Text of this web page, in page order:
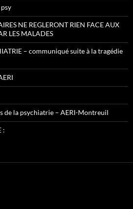
NE REGLERONT RIEN FACE AUX
LES MALADES
– communiqué suite à la tragédie
de la psychiatrie – AERI-Montreuil
: